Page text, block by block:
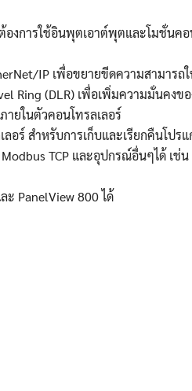
งการใช้อินพุตเอาต์พุตและโมชั่นค
IP เพื่อขยายขีดความสามารถ
Ring (DLR) เพื่อเพิ่มความมั่นคงข
ายในตัวคอนโทรลเลอร์
อร์ สำหรับการเก็บและเรียกคืนโปร
TCP และอุปกรณ์อื่นๆได้ เช่
ะ PanelView 800 ได้